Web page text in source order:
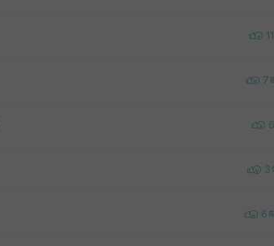
11
7
6
3
6